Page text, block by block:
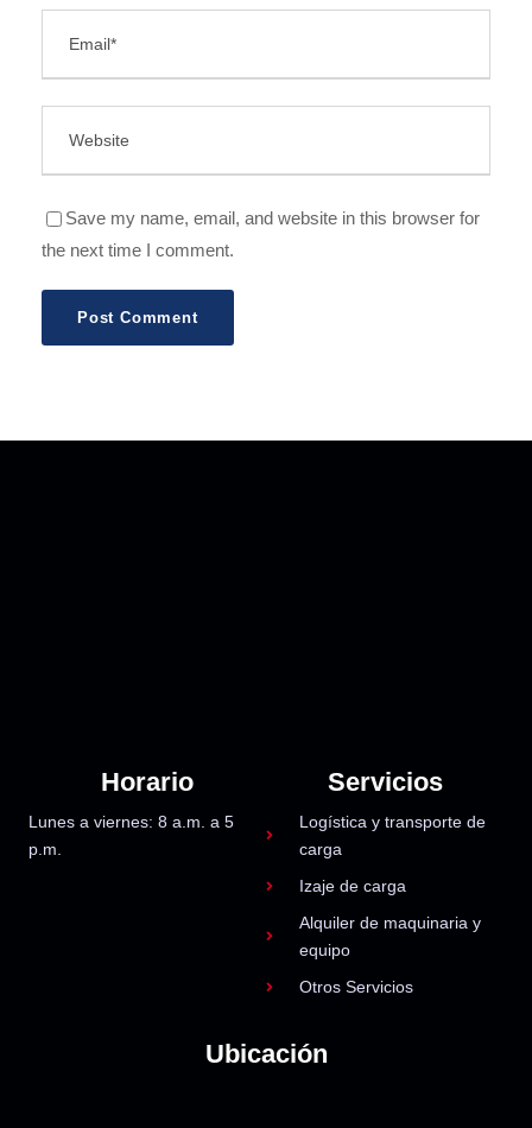
Save my name, email, and website in this browser for
the next time I comment.
Horario
Lunes a viernes: 8 a.m. a 5
p.m.
Servicios
Logística y transporte de
carga
Izaje de carga
Alquiler de maquinaria y
equipo
Otros Servicios
Ubicación